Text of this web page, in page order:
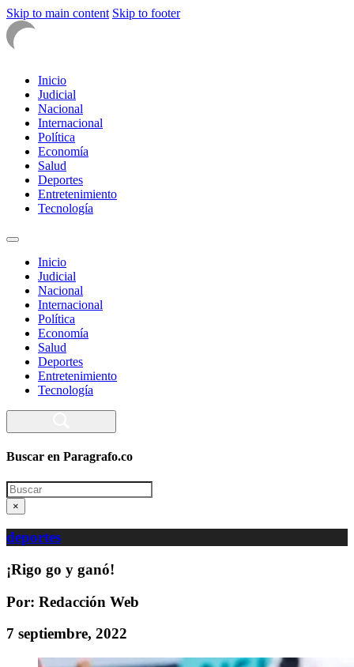
Skip to main content Skip to footer
Inicio
Judicial
Nacional
Internacional
Política
Economía
Salud
Deportes
Entretenimiento
Tecnología
Inicio
Judicial
Nacional
Internacional
Política
Economía
Salud
Deportes
Entretenimiento
Tecnología
Buscar en Paragrafo.co
Search
×
deportes
¡Rigo go y ganó!
Por: Redacción Web
7 septiembre, 2022